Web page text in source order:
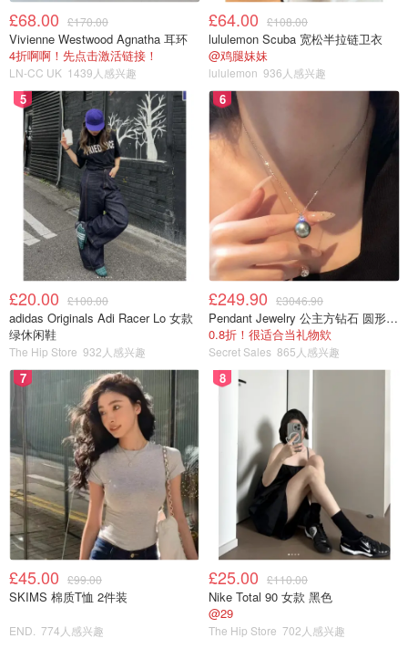
£68.00 £170.00
Vivienne Westwood Agnatha 耳环
4折啊啊！先点击激活链接！
LN-CC UK 1439人感兴趣
£64.00 £108.00
lululemon Scuba 宽松半拉链卫衣
@鸡腿妹妹
lululemon 936人感兴趣
5
£20.00 £100.00
adidas Originals Adi Racer Lo 女款
绿休闲鞋
The Hip Store 932人感兴趣
6
£249.90 £3046.90
Pendant Jewelry 公主方钻石 圆形大溪地珍珠吊坠 11-12mm
0.8折！很适合当礼物欸
Secret Sales 865人感兴趣
7
£45.00 £99.00
SKIMS 棉质T恤 2件装
END. 774人感兴趣
8
£25.00 £110.00
Nike Total 90 女款 黑色
@29
The Hip Store 702人感兴趣